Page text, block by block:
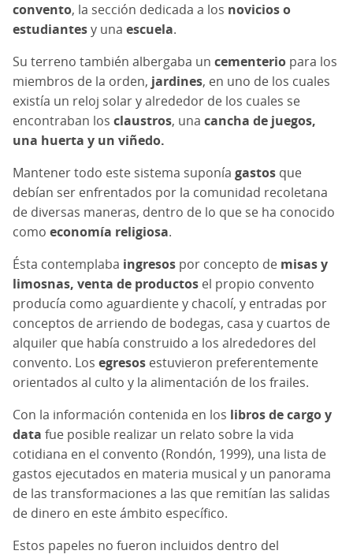
convento, la sección dedicada a los novicios o
estudiantesy una escuela.
Su terreno también albergaba un cementerio para los
miembros de la orden, jardines, en uno de los cuales
existía un reloj solar y alrededor de los cuales se
encontraban los claustros, una cancha de juegos,
una huerta y un viñedo.
Mantener todo este sistema suponía gastos que
debían ser enfrentados por la comunidad recoletana
de diversas maneras, dentro de lo que se ha conocido
como economía religiosa.
Ésta contemplaba ingresos por concepto de misas y
limosnas, venta de productos el propio convento
producía como aguardiente y chacolí, y entradas por
conceptos de arriendo de bodegas, casa y cuartos de
alquiler que había construido a los alrededores del
convento. Los egresos estuvieron preferentemente
orientados al culto y la alimentación de los frailes.
Con la información contenida en los libros de cargo y
data fue posible realizar un relato sobre la vida
cotidiana en el convento (Rondón, 1999), una lista de
gastos ejecutados en materia musical y un panorama
de las transformaciones a las que remitían las salidas
de dinero en este ámbito específico.
Estos papeles no fueron incluidos dentro del